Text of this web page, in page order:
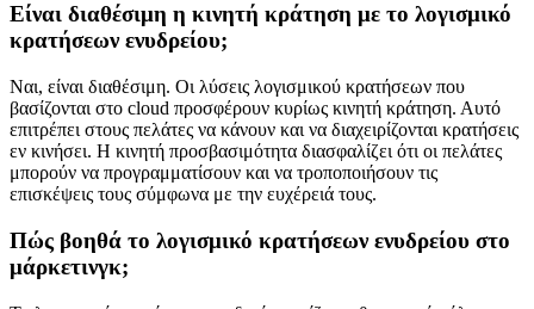
Είναι διαθέσιμη η κινητή κράτηση με το λογισμικό
κρατήσεων ενυδρείου;
Ναι, είναι διαθέσιμη. Οι λύσεις λογισμικού κρατήσεων που
βασίζονται στο cloud προσφέρουν κυρίως κινητή κράτηση. Αυτό
επιτρέπει στους πελάτες να κάνουν και να διαχειρίζονται κρατήσεις
εν κινήσει. Η κινητή προσβασιμότητα διασφαλίζει ότι οι πελάτες
μπορούν να προγραμματίσουν και να τροποποιήσουν τις
επισκέψεις τους σύμφωνα με την ευχέρειά τους.
Πώς βοηθά το λογισμικό κρατήσεων ενυδρείου στο
μάρκετινγκ;